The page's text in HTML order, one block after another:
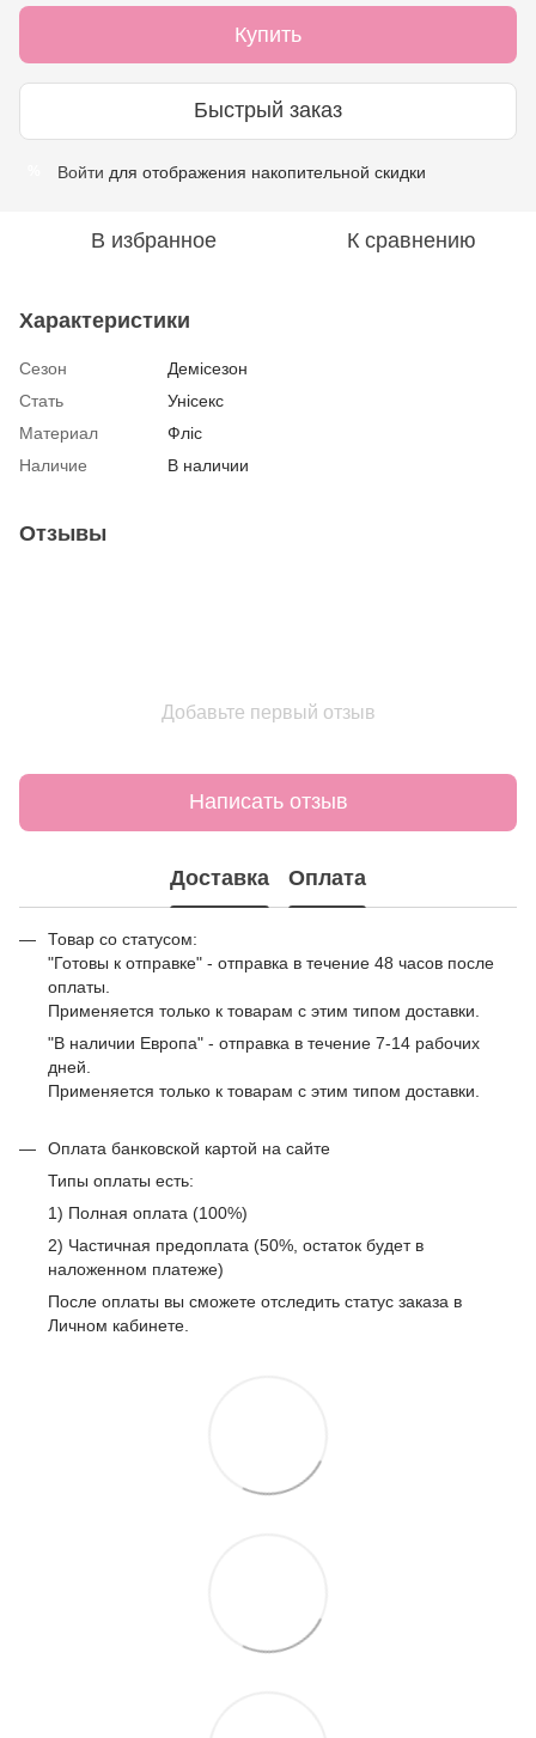
Купить
Быстрый заказ
Войти для отображения накопительной скидки
В избранное К сравнению
Характеристики
Сезон
Демісезон
Стать
Унісекс
Материал
Фліс
Наличие
В наличии
Отзывы
Добавьте первый отзыв
Написать отзыв
Доставка Оплата
Товар со статусом:
"Готовы к отправке" - отправка в течение 48 часов после
оплаты.
Применяется только к товарам с этим типом доставки.
"В наличии Европа" - отправка в течение 7-14 рабочих
дней.
Применяется только к товарам с этим типом доставки.
Оплата банковской картой на сайте
Типы оплаты есть:
1) Полная оплата (100%)
2) Частичная предоплата (50%, остаток будет в
наложенном платеже)
После оплаты вы сможете отследить статус заказа в
Личном кабинете.